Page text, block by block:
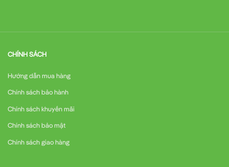
CHÍNH SÁCH
Hướng dẫn mua hàng
Chính sách bảo hành
Chính sách khuyến mãi
Chính sách bảo mật
Chính sách giao hàng